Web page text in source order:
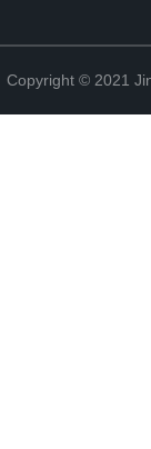
Copyright © 2021